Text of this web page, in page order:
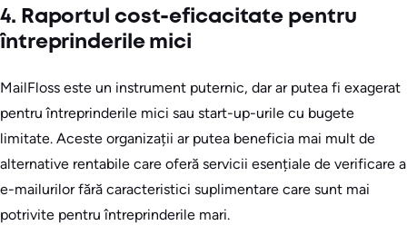
4. Raportul cost-eficacitate pentru
întreprinderile mici
MailFloss este un instrument puternic, dar ar putea fi exagerat
pentru întreprinderile mici sau start-up-urile cu bugete
limitate. Aceste organizații ar putea beneficia mai mult de
alternative rentabile care oferă servicii esențiale de verificare a
e-mailurilor fără caracteristici suplimentare care sunt mai
potrivite pentru întreprinderile mari.